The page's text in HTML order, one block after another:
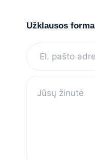
Užklausos forma